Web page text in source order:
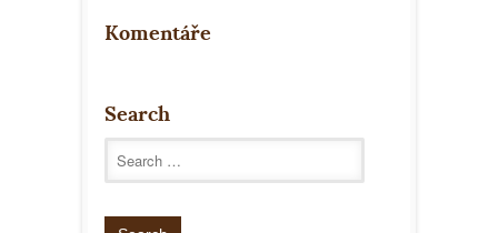
Komentáře
Search